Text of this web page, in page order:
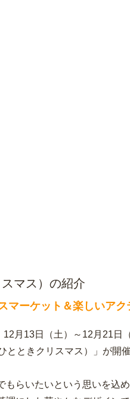
マス）の紹介
マーケット＆楽しいアク
月13日（土）～12月21日
ときクリスマス）」が開催
らいたいという思いを込